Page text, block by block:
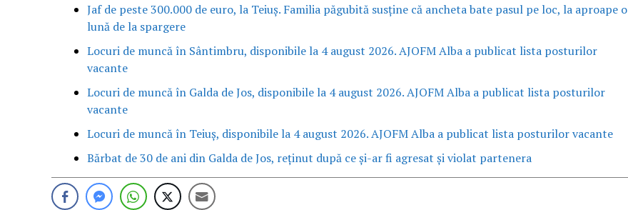
Jaf de peste 300.000 de euro, la Teiuș. Familia păgubită susține că ancheta bate pasul pe loc, la aproape o
lună de la spargere
Locuri de muncă în Sântimbru, disponibile la 4 august 2026. AJOFM Alba a publicat lista posturilor
vacante
Locuri de muncă în Galda de Jos, disponibile la 4 august 2026. AJOFM Alba a publicat lista posturilor
vacante
Locuri de muncă în Teiuș, disponibile la 4 august 2026. AJOFM Alba a publicat lista posturilor vacante
Bărbat de 30 de ani din Galda de Jos, reținut după ce și-ar fi agresat și violat partenera